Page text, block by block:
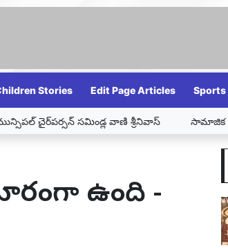
Stories Edit Page Articles Sports
వాణి శ్రీనివాస్ సామాజిక న్యాయ తెలంగాణ కోసం
ఉంది -